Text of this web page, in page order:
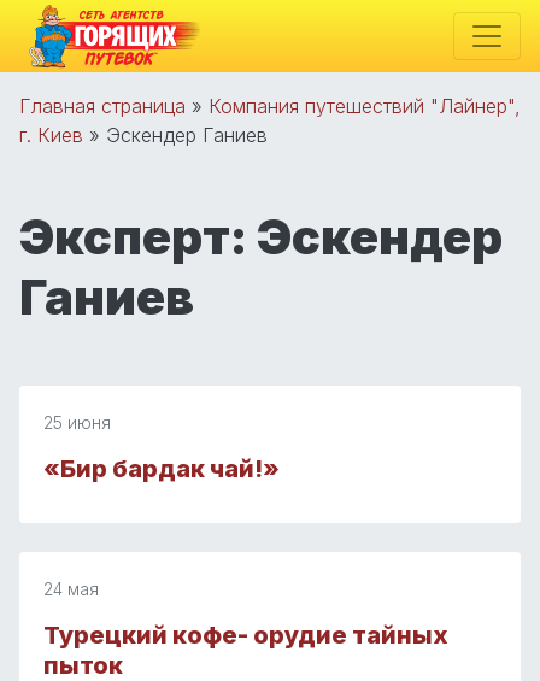
Главная страница » Компания путешествий "Лайнер",
г. Киев » Эскендер Ганиев
Эксперт: Эскендер
Ганиев
25 июня
«Бир бардак чай!»
24 мая
Турецкий кофе- орудие тайных
пыток